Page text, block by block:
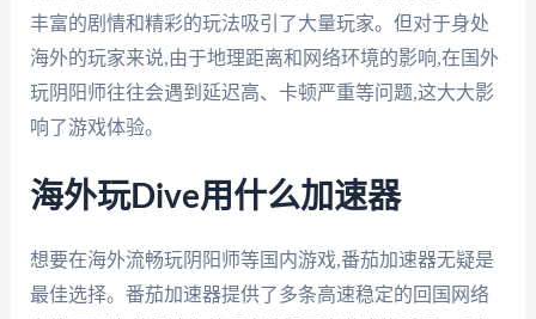
丰富的剧情和精彩的玩法吸引了大量玩家。但对于身处
海外的玩家来说,由于地理距离和网络环境的影响,在国外
玩阴阳师往往会遇到延迟高、卡顿严重等问题,这大大影
响了游戏体验。
海外玩Dive用什么加速器
想要在海外流畅玩阴阳师等国内游戏,番茄加速器无疑是
最佳选择。番茄加速器提供了多条高速稳定的回国网络